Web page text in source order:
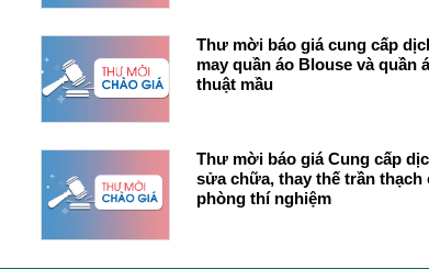
Thư mời báo giá cung cấp
may quần áo Blouse và quần
thuật mầu
Thư mời báo giá Cung cấp
sửa chữa, thay thế trần thạch
phòng thí nghiệm